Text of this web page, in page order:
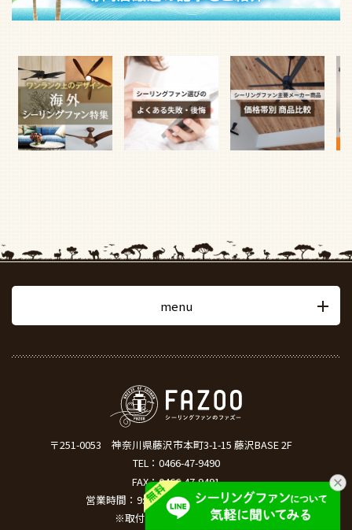
menu
〒251-0053
神奈川県藤沢市本町3-1-15 藤沢BASE 2F
TEL： 0466-47-9490
FAX：0466-47-9491
営業時間：9:00 ～ 18:00（土日祝除く）
※取付工事は土日も対応可